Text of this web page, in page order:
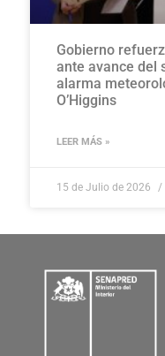
Gobierno
ante avance del
alarma
O’Higgins
LEER MÁS »
15 de Julio de 2026